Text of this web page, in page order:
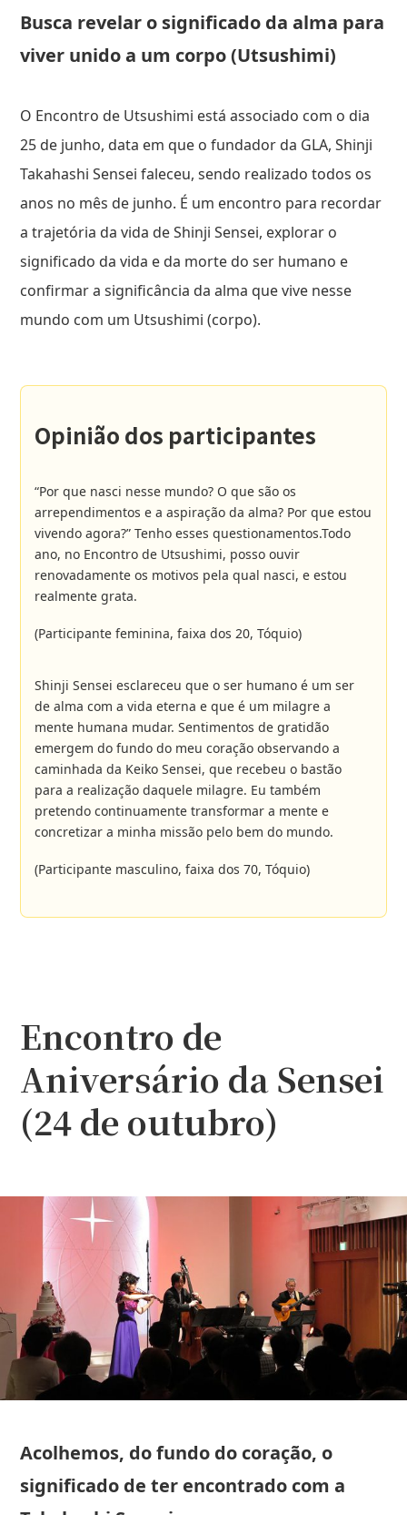
Busca revelar o significado da alma para
viver unido a um corpo (Utsushimi)
O Encontro de Utsushimi está associado com o dia
25 de junho, data em que o fundador da GLA, Shinji
Takahashi Sensei faleceu, sendo realizado todos os
anos no mês de junho. É um encontro para recordar
a trajetória da vida de Shinji Sensei, explorar o
significado da vida e da morte do ser humano e
confirmar a significância da alma que vive nesse
mundo com um Utsushimi (corpo).
Opinião dos participantes
“Por que nasci nesse mundo? O que são os
arrependimentos e a aspiração da alma? Por que estou
vivendo agora?” Tenho esses questionamentos.Todo
ano, no Encontro de Utsushimi, posso ouvir
renovadamente os motivos pela qual nasci, e estou
realmente grata.
(Participante feminina, faixa dos 20, Tóquio)
Shinji Sensei esclareceu que o ser humano é um ser
de alma com a vida eterna e que é um milagre a
mente humana mudar. Sentimentos de gratidão
emergem do fundo do meu coração observando a
caminhada da Keiko Sensei, que recebeu o bastão
para a realização daquele milagre. Eu também
pretendo continuamente transformar a mente e
concretizar a minha missão pelo bem do mundo.
(Participante masculino, faixa dos 70, Tóquio)
Encontro de
Aniversário da Sensei
(24 de outubro)
Acolhemos, do fundo do coração, o
significado de ter encontrado com a